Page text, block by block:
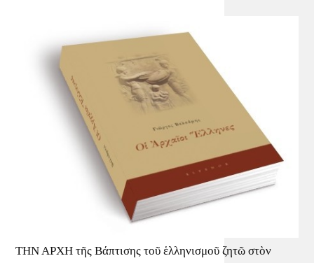
ΤΗΝ ΑΡΧΗ τῆς Βάπτισης τοῦ ἑλληνισμοῦ ζητῶ στὸν